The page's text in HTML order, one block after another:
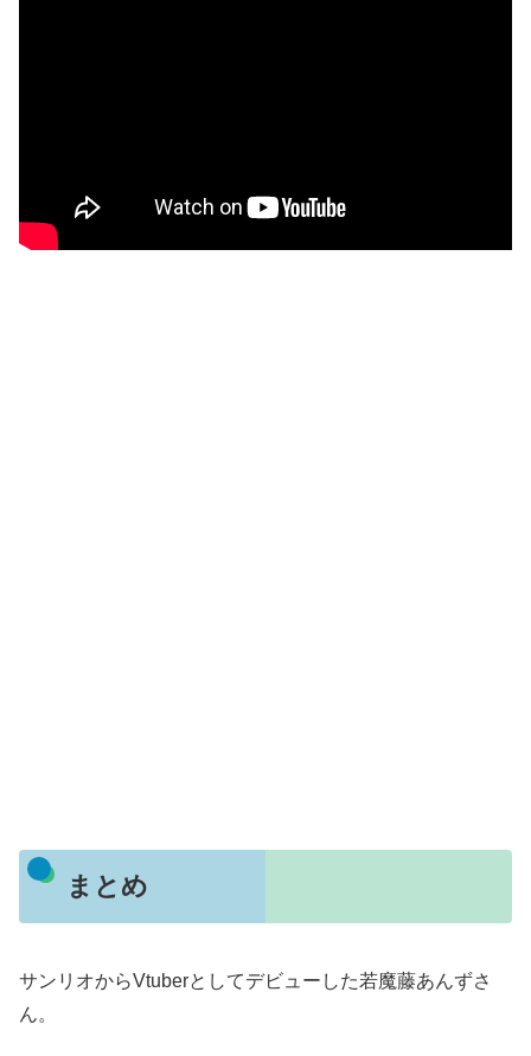
まとめ
サンリオからVtuberとしてデビューした若魔藤あんずさ
ん。